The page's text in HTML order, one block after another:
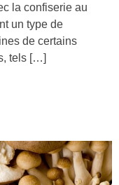
la confiserie au
un type de
de certains
tels […]